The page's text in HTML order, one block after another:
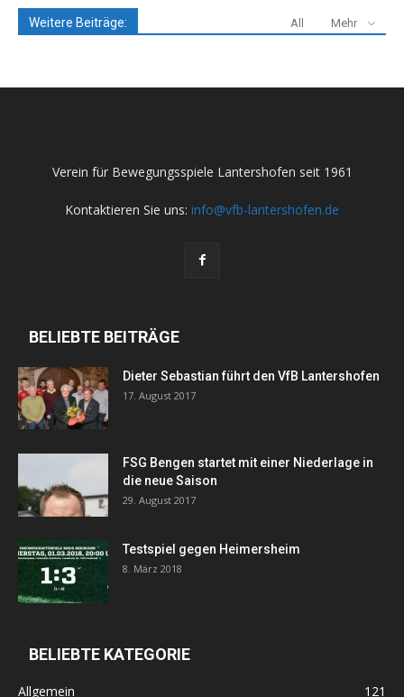
Weitere Beiträge: All Mehr
Verein für Bewegungsspiele Lantershofen seit 1961
Kontaktieren Sie uns: info@vfb-lantershofen.de
BELIEBTE BEITRÄGE
Dieter Sebastian führt den VfB Lantershofen
17. August 2017
FSG Bengen startet mit einer Niederlage in
die neue Saison
29. August 2017
Testspiel gegen Heimersheim
8. März 2018
BELIEBTE KATEGORIE
Allgemein 121